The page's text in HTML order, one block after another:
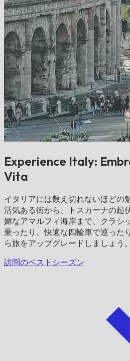
Experience Italy:
Vita
イタリアには数え切れないほどの
活気ある街から、トスカーナの起
媚なアマルフィ海岸まで、クラシ
乗ったり、快適な四輪車で巡った
ら旅をアップグレードしましょう
訪問のベストシーズン